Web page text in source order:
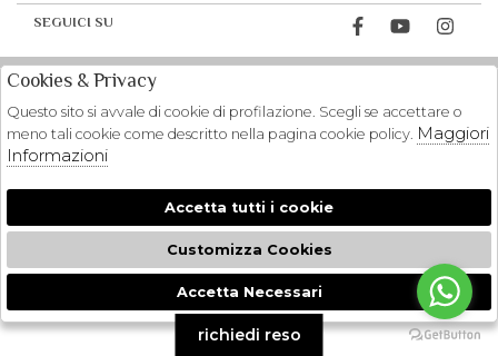
SEGUICI SU
🍪
richiedi reso
Cookies & Privacy
Questo sito si avvale di cookie di profilazione. Scegli se accettare o
meno tali cookie come descritto nella pagina cookie policy. Maggiori
Informazioni
Accetta tutti i cookie
Customizza Cookies
Accetta Necessari